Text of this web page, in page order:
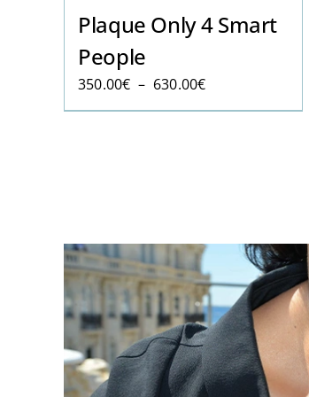
Plaque Only 4 Smart
People
350.00€ – 630.00€Plage
de